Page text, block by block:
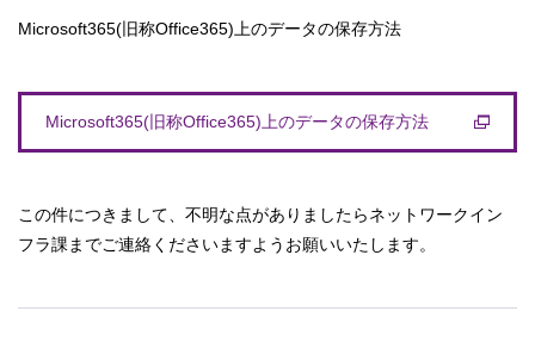
Microsoft365(旧称Office365)上のデータの保存方法
Microsoft365(旧称Office365)上のデータの保存方法
この件につきまして、不明な点がありましたらネットワークイン
フラ課までご連絡くださいますようお願いいたします。